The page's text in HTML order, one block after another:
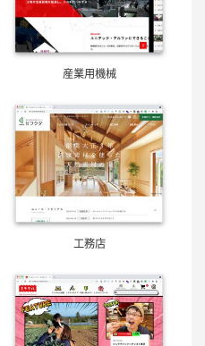
産業用機械
工務店